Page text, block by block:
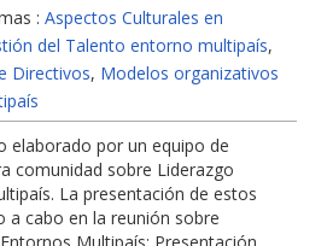
: Aspectos Culturales en
del Talento entorno multipaís,
Directivos, Modelos organizativos
elaborado por un equipo de
comunidad sobre Liderazgo
La presentación de estos
a cabo en la reunión sobre